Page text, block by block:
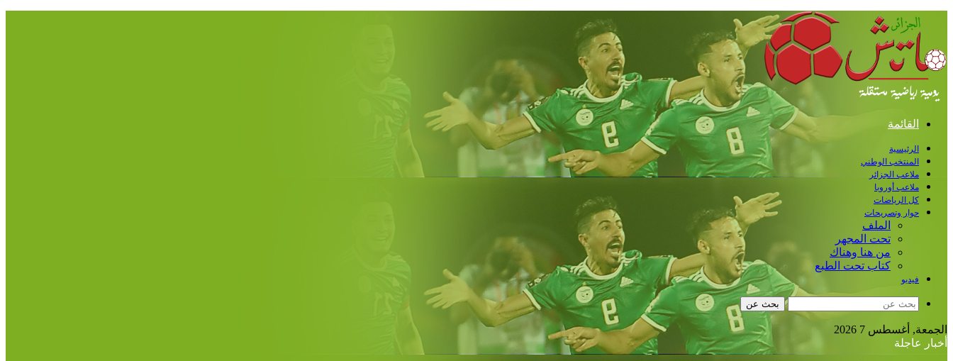
القائمة
الرئيسية
المنتخب الوطني
ملاعب الجزائر
ملاعب أوروبا
كل الرياضات
حوار وتصريحات
الملف
تحت المجهر
من هنا وهناك
كتاب تحت الطبع
فيديو
بحث عن
الجمعة, أغسطس 7 2026
أخبار عاجلة